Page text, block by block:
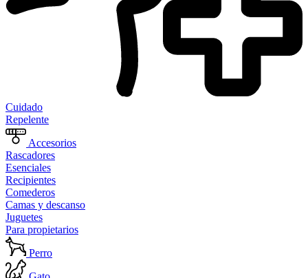
Cuidado
Repelente
Accesorios
Rascadores
Esenciales
Recipientes
Comederos
Camas y descanso
Juguetes
Para propietarios
Perro